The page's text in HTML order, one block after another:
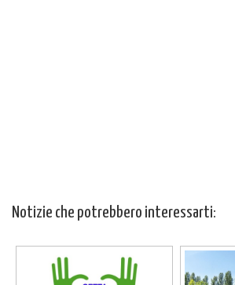
Notizie che potrebbero interessarti: